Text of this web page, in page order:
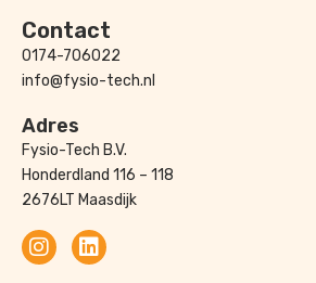
Contact
0174-706022
info@fysio-tech.nl
Adres
Fysio-Tech B.V.
Honderdland 116 – 118
2676LT Maasdijk